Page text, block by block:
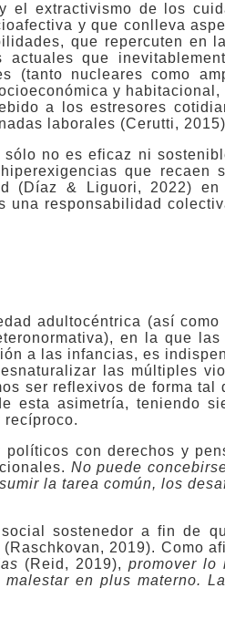
el extractivismo de los
y que conlleva
que repercuten en
que
(tanto nucleares como
y
a los estresores
laborales (Cerutti,
no es eficaz ni
que recaen
(Díaz & Liguori, 2022)
una responsabilidad
adultocéntrica (así como
en la que las
a las infancias, es
las múltiples
ser reflexivos de forma tal
esta asimetría, teniendo
recíproco.
con derechos y
No puede
la tarea común, los
sostenedor a fin de
2019). Como
(Reid, 2019), promover lo
en plus materno.